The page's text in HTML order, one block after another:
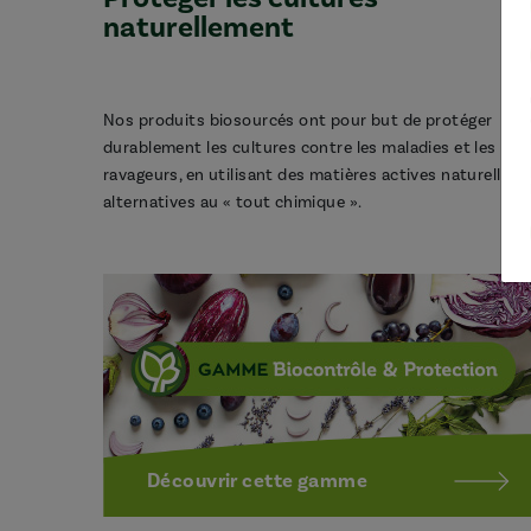
naturellement
Nos produits biosourcés ont pour but de protéger
durablement les cultures contre les maladies et les
ravageurs, en utilisant des matières actives naturelles,
alternatives au « tout chimique ».
Découvrir cette gamme